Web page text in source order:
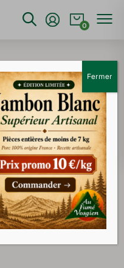
0
Fermer